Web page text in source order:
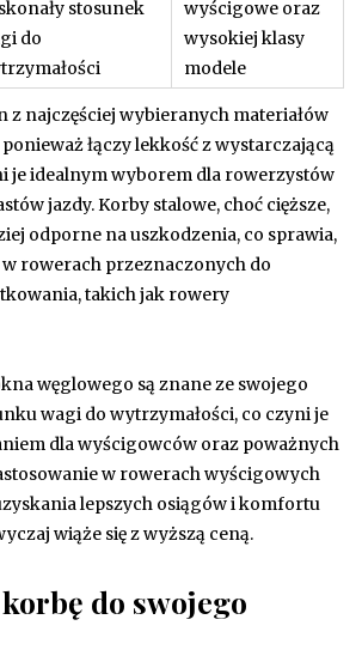
stosunek
do
wyścigowe oraz
wysokiej klasy
modele
z najczęściej wybieranych materiałów
łączy lekkość z wystarczającą
je idealnym wyborem dla rowerzystów
jazdy. Korby stalowe, choć cięższe,
odporne na uszkodzenia, co sprawia,
rowerach przeznaczonych do
takich jak rowery
węglowego są znane ze swojego
wagi do wytrzymałości, co czyni je
dla wyścigowców oraz poważnych
w rowerach wyścigowych
lepszych osiągów i komfortu
wiąże się z wyższą ceną.
do swojego